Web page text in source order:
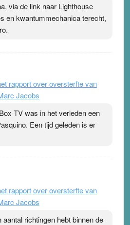
topspsort ›[...]
via de link naar Lighthouse
en kwantummechanica terecht,
rapport over oversterfte van
Jacobs
TV was in het verleden een
Een tijd geleden is er
rapport over oversterfte van
Jacobs
richtingen hebt binnen de